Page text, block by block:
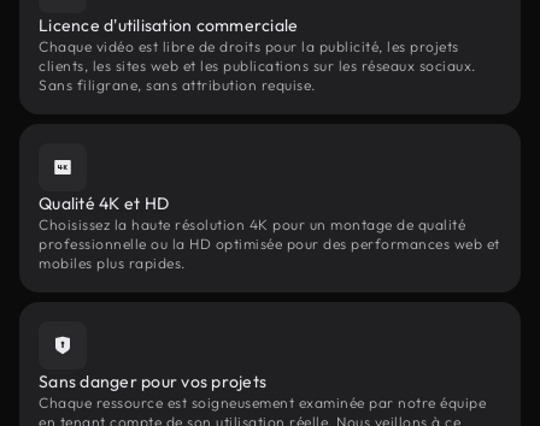
Licence d'utilisation commerciale
Chaque vidéo est libre de droits pour la publicité, les projets
clients, les sites web et les publications sur les réseaux sociaux.
Sans filigrane, sans attribution requise.
Qualité 4K et HD
Choisissez la haute résolution 4K pour un montage de qualité
professionnelle ou la HD optimisée pour des performances web et
mobiles plus rapides.
Sans danger pour vos projets
Chaque ressource est soigneusement examinée par notre équipe
en tenant compte de son utilisation réelle. Nous veillons à ce